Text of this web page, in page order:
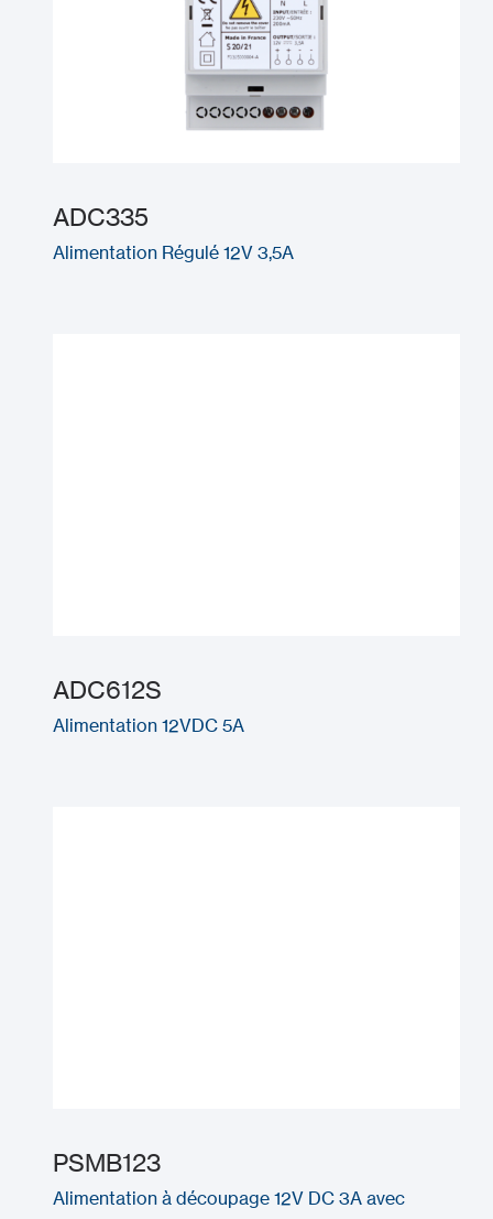
ADC335
Alimentation Régulé 12V 3,5A
ADC612S
Alimentation 12VDC 5A
PSMB123
Alimentation à découpage 12V DC 3A avec